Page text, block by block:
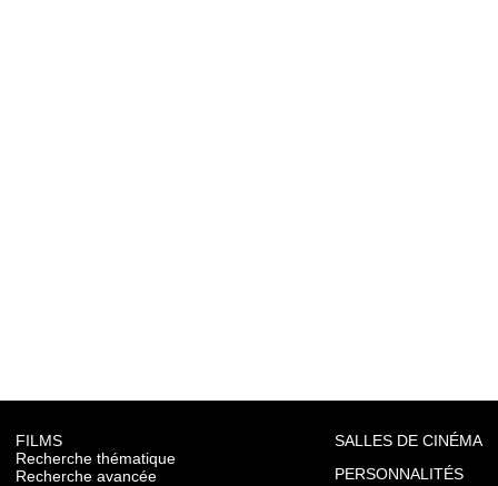
FILMS
Recherche thématique
Recherche avancée
SALLES DE CINÉMA
PERSONNALITÉS